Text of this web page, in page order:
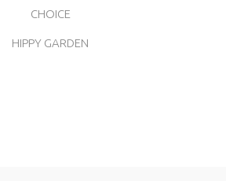
CHOICE
HIPPY GARDEN